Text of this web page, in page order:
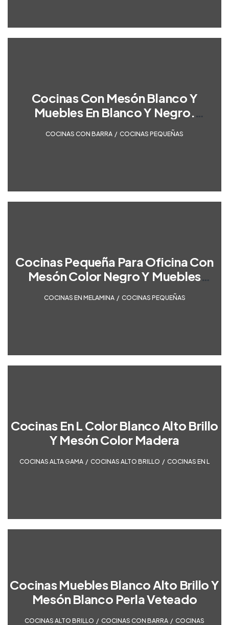
Cocinas Con Mesón Blanco Y
Muebles En Blanco Y Negro.
Optimizada Para Espacios
Pequeños.
COCINAS CON BARRA COCINAS PEQUEÑAS
Cocinas Pequeña Para Oficina Con
Mesón Color Negro Y Muebles
Melamina Color Madera
COCINAS EN MELAMINA, COCINAS PEQUEÑAS
Cocinas En L Color Blanco Alto Brillo
Y Mesón Color Madera
COCINAS ALTA GAMA COCINAS ALTO BRILLO COCINAS EN L
Cocinas Muebles Blanco Alto Brillo Y
Mesón Blanco Perla Veteado
COCINAS ALTO BRILLO COCINAS CON BARRA
COCINAS